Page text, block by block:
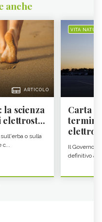
anche
ARTICOLO
scienza
elettrost...
o sulla
c...
VITA
Carta
Il Governo
definitivo